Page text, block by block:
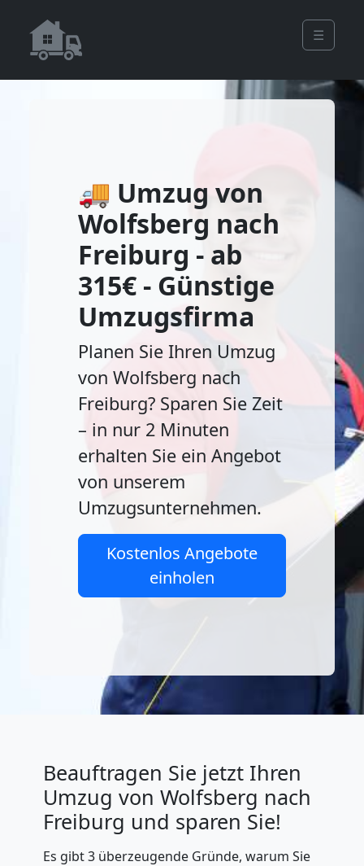
☰
🚚 Umzug von
Wolfsberg nach
Freiburg - ab
315€ - Günstige
Umzugsfirma
Planen Sie Ihren Umzug
von Wolfsberg nach
Freiburg? Sparen Sie Zeit
– in nur 2 Minuten
erhalten Sie ein Angebot
von unserem
Umzugsunternehmen.
Kostenlos Angebote
einholen
Beauftragen Sie jetzt Ihren
Umzug von Wolfsberg nach
Freiburg und sparen Sie!
Es gibt 3 überzeugende Gründe, warum Sie